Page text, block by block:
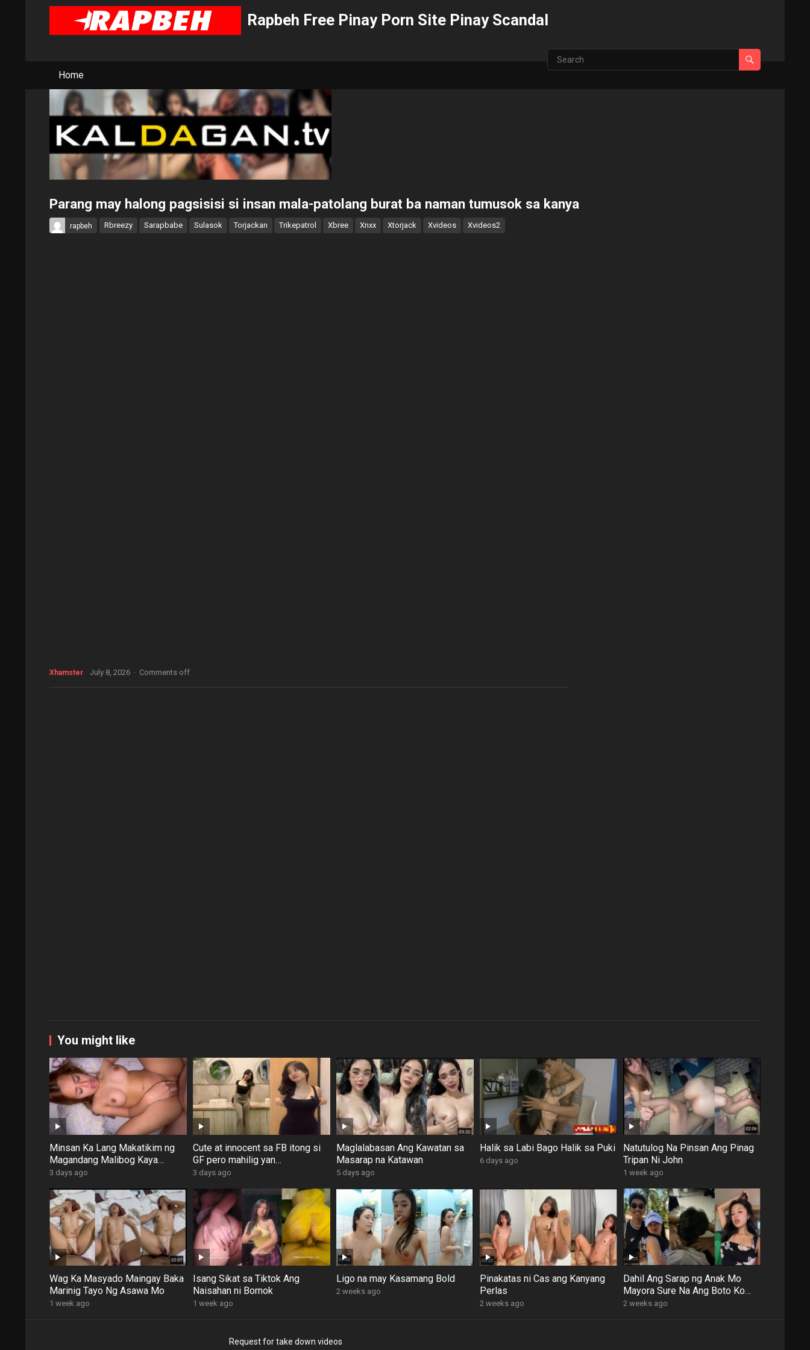
Rapbeh Free Pinay Porn Site Pinay Scandal
Home
Parang may halong pagsisisi si insan mala-patolang burat ba naman tumusok sa kanya
rapbeh Rbreezy Sarapbabe Sulasok Torjackan Trikepatrol Xbree Xnxx Xtorjack Xvideos Xvideos2
Xhamster July 8, 2026 · Comments off
You might like
Minsan Ka Lang Makatikim ng
Magandang Malibog Kaya
Lahian Mo Na
3 days ago
Cute at innocent sa FB itong si
GF pero mahilig yan
magpadoggy
3 days ago
Maglalabasan Ang Kawatan sa
Masarap na Katawan
5 days ago
Halik sa Labi Bago Halik sa Puki
6 days ago
Natutulog Na Pinsan Ang Pinag
Tripan Ni John
1 week ago
Wag Ka Masyado Maingay Baka
Marinig Tayo Ng Asawa Mo
1 week ago
Isang Sikat sa Tiktok Ang
Naisahan ni Bornok
1 week ago
Ligo na may Kasamang Bold
2 weeks ago
Pinakatas ni Cas ang Kanyang
Perlas
2 weeks ago
Dahil Ang Sarap ng Anak Mo
Mayora Sure Na Ang Boto Ko
Sainyo
2 weeks ago
Request for take down videos